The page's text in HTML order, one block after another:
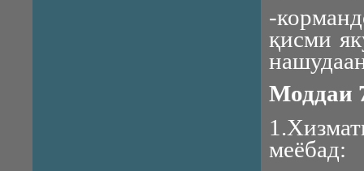
-
қисми
Моддаи
меёбад: